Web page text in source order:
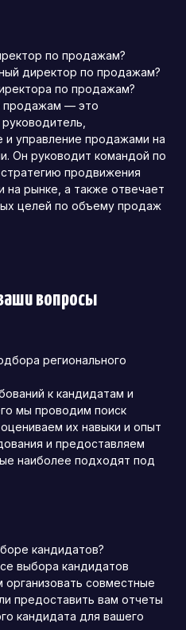
по продажам?
директор по продажам?
по продажам?
продажам — это
и управление продажами на
Он руководит командой по
продвижения
на рынке, а также отвечает
целей по объему продаж
вопросы
регионального
к кандидатам и
мы проводим поиск
их навыки и опыт
и предоставляем
наиболее подходят под
кандидатов?
выбора кандидатов
совместные
предоставить вам отчеты
кандидата для вашего